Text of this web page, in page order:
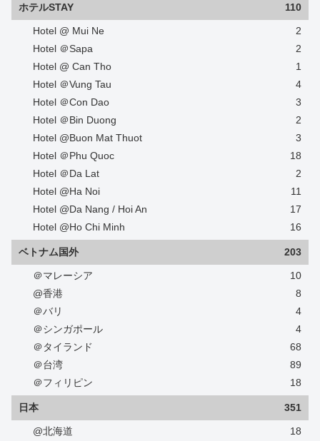
ホテルSTAY 110
Hotel @ Mui Ne
2
Hotel ＠Sapa
2
Hotel @ Can Tho
1
Hotel ＠Vung Tau
4
Hotel ＠Con Dao
3
Hotel ＠Bin Duong
2
Hotel @Buon Mat Thuot
3
Hotel ＠Phu Quoc
18
Hotel ＠Da Lat
2
Hotel @Ha Noi
11
Hotel @Da Nang / Hoi An
17
Hotel @Ho Chi Minh
16
ベトナム国外 203
＠マレーシア
10
@香港
8
＠バリ
4
＠シンガポール
4
＠タイランド
68
＠台湾
89
＠フィリピン
18
日本 351
@北海道
18